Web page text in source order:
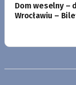
Dom weselny –
Wrocławiu –